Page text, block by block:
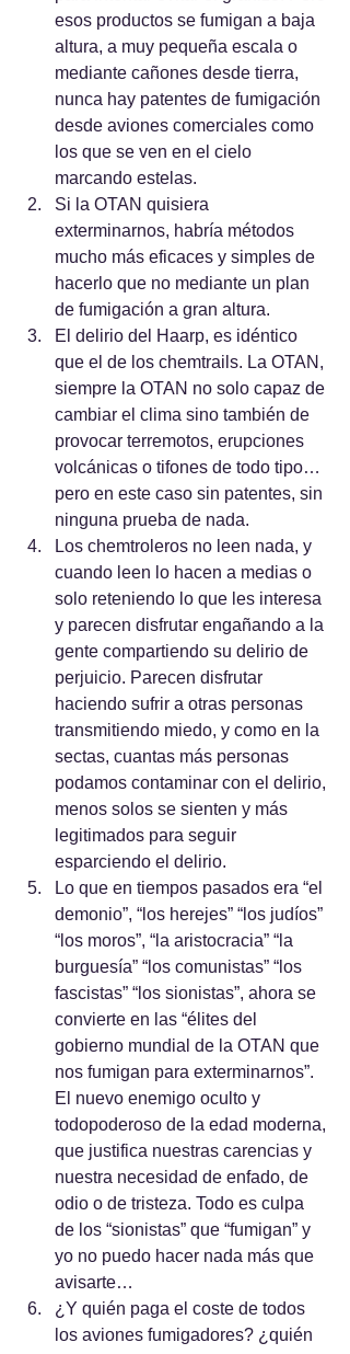
esos productos se fumigan a baja
altura, a muy pequeña escala o
mediante cañones desde tierra,
nunca hay patentes de fumigación
desde aviones comerciales como
los que se ven en el cielo
marcando estelas.
Si la OTAN quisiera
exterminarnos, habría métodos
mucho más eficaces y simples de
hacerlo que no mediante un plan
de fumigación a gran altura.
El delirio del Haarp, es idéntico
que el de los chemtrails. La OTAN,
siempre la OTAN no solo capaz de
cambiar el clima sino también de
provocar terremotos, erupciones
volcánicas o tifones de todo tipo…
pero en este caso sin patentes, sin
ninguna prueba de nada.
Los chemtroleros no leen nada, y
cuando leen lo hacen a medias o
solo reteniendo lo que les interesa
y parecen disfrutar engañando a la
gente compartiendo su delirio de
perjuicio. Parecen disfrutar
haciendo sufrir a otras personas
transmitiendo miedo, y como en la
sectas, cuantas más personas
podamos contaminar con el delirio,
menos solos se sienten y más
legitimados para seguir
esparciendo el delirio.
Lo que en tiempos pasados era “el
demonio”, “los herejes” “los judíos”
“los moros”, “la aristocracia” “la
burguesía” “los comunistas” “los
fascistas” “los sionistas”, ahora se
convierte en las “élites del
gobierno mundial de la OTAN que
nos fumigan para exterminarnos”.
El nuevo enemigo oculto y
todopoderoso de la edad moderna,
que justifica nuestras carencias y
nuestra necesidad de enfado, de
odio o de tristeza. Todo es culpa
de los “sionistas” que “fumigan” y
yo no puedo hacer nada más que
avisarte…
¿Y quién paga el coste de todos
los aviones fumigadores? ¿quién